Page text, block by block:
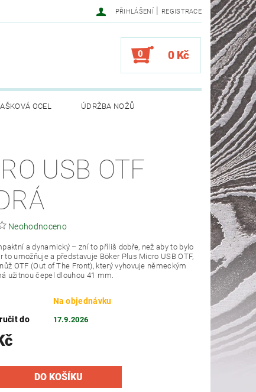
PŘIHLÁŠENÍ | REGISTRACE
0 0 Kč
OCEL ÚDRŽBA NOŽŮ
USB OTF
Neohodnoceno
a dynamický – zní to příliš dobře, než aby to bylo
to umožňuje a představuje Böker Plus Micro USB OTF,
OTF (Out of The Front), který vyhovuje německým
užitnou čepel dlouhou 41 mm.
Na objednávku
do
17.9.2026